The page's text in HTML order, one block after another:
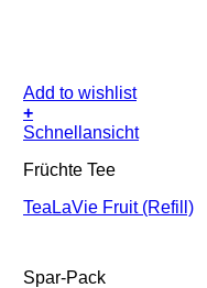
Add to wishlist
+
Schnellansicht
Früchte Tee
TeaLaVie Fruit (Refill)
Spar-Pack